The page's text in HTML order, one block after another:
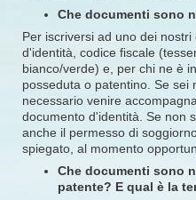
Che documenti sono
Per iscriversi ad uno dei
d'identità, codice fiscale
bianco/verde) e, per chi ne è
posseduta o patentino. Se sei
necessario venire
documento d'identità. Se non
anche il permesso di
spiegato, al momento
Che documenti sono
patente? E qual è la